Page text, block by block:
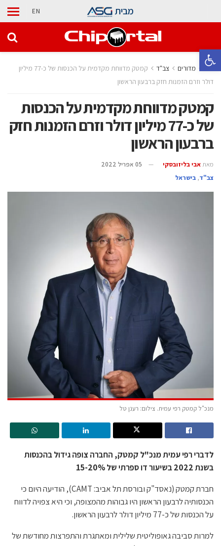
פתח סרגל נגישות
מבית EN
בית מדורים ‫צב"ד‬
קמטק מדווחת מקדמית על הכנסות של כ-77 מיליון
דולר וזרם הזמנות חזק ברבעון הראשון
קמטק מדווחת מקדמית על הכנסות
של כ-77 מיליון דולר וזרם הזמנות חזק
ברבעון הראשון
מאת אבי בליזובסקי
05 אפריל 2022
‫צב"ד‬, בישראל
מנכ"ל קמטק רפי עמית. צילום: רענן טל
לדברי רפי עמית מנכ"ל קמטק, החברה צופה גידול בהכנסות
בשנת 2022 בשיעור דו ספרתי של 15-20%
חברת קמטק (נאסד"ק ובורסת תל אביב: CAMT), הודיעה היום כי
הכנסותיה לרבעון הראשון היו גבוהות מהמצופה, וכי היא צפויה לדווח
על הכנסות של כ-77 מיליון דולר לרבעון הראשון.
למרות סביבה גאופוליטית שלילית ומאתגרת והתפרצות מחודשת של